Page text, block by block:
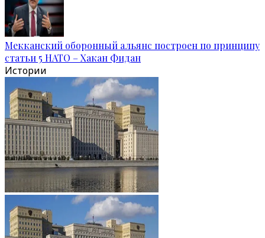
Мекканский оборонный альянс построен по принципу
статьи 5 НАТО – Хакан Фидан
Истории